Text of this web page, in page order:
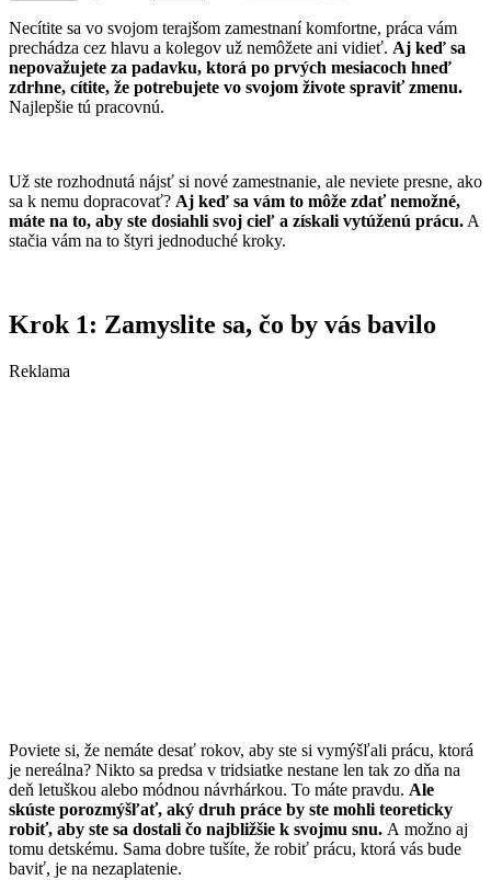
Necítite sa vo svojom terajšom zamestnaní komfortne, práca vám
prechádza cez hlavu a kolegov už nemôžete ani vidieť. Aj keď sa
nepovažujete za padavku, ktorá po prvých mesiacoch hneď
zdrhne, cítite, že potrebujete vo svojom živote spraviť zmenu.
Najlepšie tú pracovnú.
Už ste rozhodnutá nájsť si nové zamestnanie, ale neviete presne, ako
sa k nemu dopracovať? Aj keď sa vám to môže zdať nemožné,
máte na to, aby ste dosiahli svoj cieľ a získali vytúženú prácu.A
stačia vám na to štyri jednoduché kroky.
Krok 1: Zamyslite sa, čo by vás bavilo
Reklama
Poviete si, že nemáte desať rokov, aby ste si vymýšľali prácu, ktorá
je nereálna? Nikto sa predsa v tridsiatke nestane len tak zo dňa na
deň letuškou alebo módnou návrhárkou. To máte pravdu. Ale
skúste porozmýšľať, aký druh práce by ste mohli teoreticky
robiť, aby ste sa dostali čo najbližšie k svojmu snu. A možno aj
tomu detskému. Sama dobre tušíte, že robiť prácu, ktorá vás bude
baviť, je na nezaplatenie.